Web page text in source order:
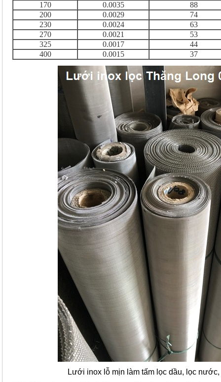
170
0.0035
88
200
0.0029
74
230
0.0024
63
270
0.0021
53
325
0.0017
44
400
0.0015 37
Lưới inox lỗ mịn làm tấm lọc dầu, lọc